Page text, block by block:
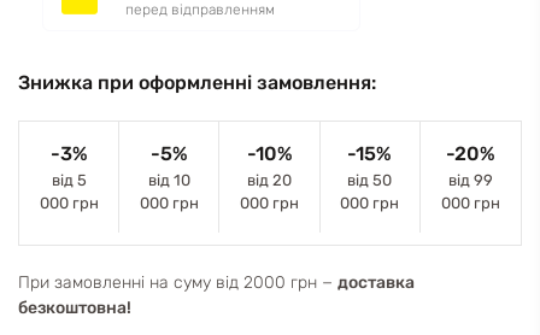
перед відправленням
Знижка при оформленні замовлення:
-3%
від 5
000 грн
-5%
від 10
000 грн
-10%
від 20
000 грн
-15%
від 50
000 грн
-20%
від 99
000 грн
При замовленні на суму від 2000 грн − доставка
безкоштовна!